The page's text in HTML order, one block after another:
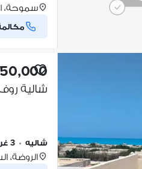
سموحة،
شالية
شاليه • 3 غرف نوم
الروضة،